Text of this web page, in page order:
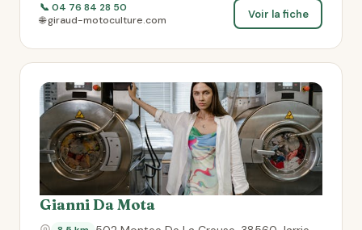
📞 04 76 84 28 50
🌐 giraud-motoculture.com
Voir la fiche
Gianni Da Mota